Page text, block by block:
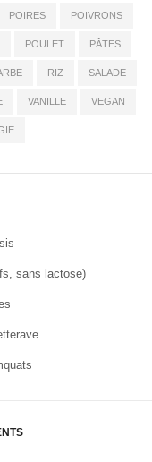
POIRES POIVRONS
POULET PÂTES
RIZ SALADE
VANILLE VEGAN
sans lactose)